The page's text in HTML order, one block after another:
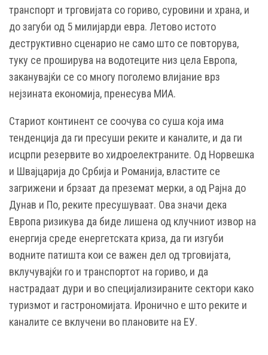
транспорт и трговијата со гориво, суровини и храна, и
до загуби од 5 милијарди евра. Летово истото
деструктивно сценарио не само што се повторува,
туку се проширува на водотеците низ цела Европа,
заканувајќи се со многу поголемо влијание врз
нејзината економија, пренесува МИА.
Стариот континент се соочува со суша која има
тенденција да ги пресуши реките и каналите, и да ги
исцрпи резервите во хидроелектраните. Од Норвешка
и Швајцарија до Србија и Романија, властите се
загрижени и брзаат да преземат мерки, а од Рајна до
Дунав и По, реките пресушуваат. Ова значи дека
Европа ризикува да биде лишена од клучниот извор на
енергија среде енергетската криза, да ги изгуби
водните патишта кои се важен дел од трговијата,
вклучувајќи го и транспортот на гориво, и да
настрадаат дури и во специјализираните сектори како
туризмот и гастрономијата. Иронично е што реките и
каналите се вклучени во плановите на ЕУ.